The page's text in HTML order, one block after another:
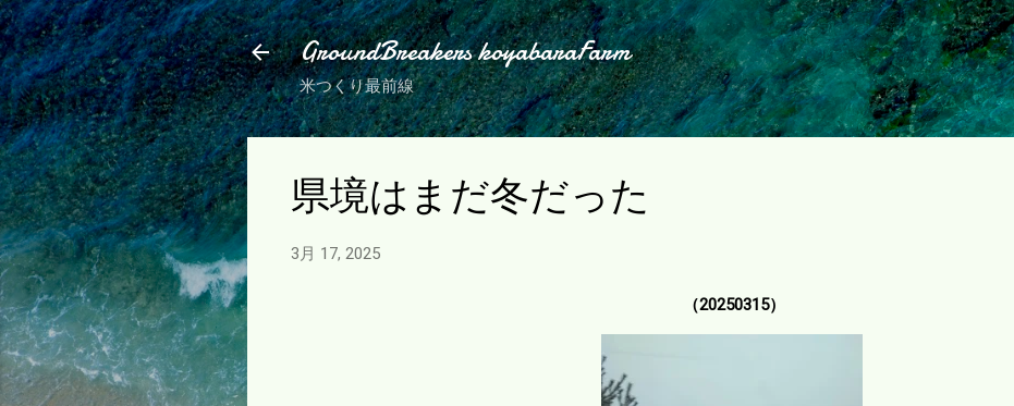
スキップしてメイン コンテンツに移動
GroundBreakers koyabaraFarm
米つくり最前線
県境はまだ冬だった
3月 17, 2025
（20250315）